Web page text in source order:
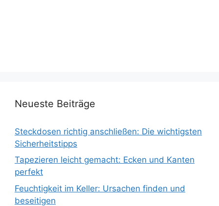
Neueste Beiträge
Steckdosen richtig anschließen: Die wichtigsten
Sicherheitstipps
Tapezieren leicht gemacht: Ecken und Kanten
perfekt
Feuchtigkeit im Keller: Ursachen finden und
beseitigen